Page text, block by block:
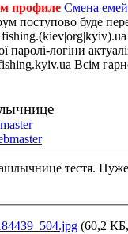
профиле Смена
буде
логіни
Всім
тестя.
(60,2 КБ,